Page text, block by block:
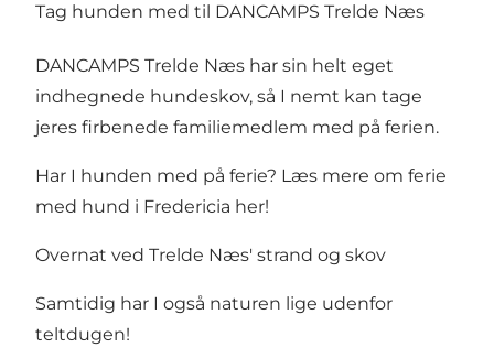
Tag hunden med til DANCAMPS Trelde Næs
DANCAMPS Trelde Næs har sin helt eget
indhegnede hundeskov, så I nemt kan tage
jeres firbenede familiemedlem med på ferien.
Har I hunden med på ferie? Læs mere om ferie
med hund i Fredericia her!
Overnat ved Trelde Næs' strand og skov
Samtidig har I også naturen lige udenfor
teltdugen!